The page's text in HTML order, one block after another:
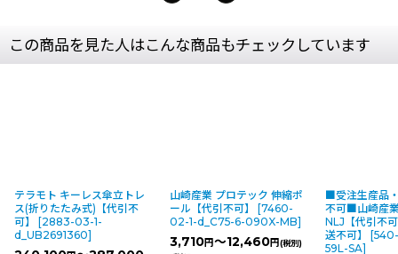
この商品を見た人はこんな商品もチェックしています
テラモト キーレス傘立トレ
ス(折りたたみ式)【代引不
可】
[2883-03-1-
d_UB2691360]
山崎産業 プロテック 伸縮ポ
ール【代引不可】
[7460-
02-1-d_C75-6-090X-MB]
3,710円～12,460円(税別)
■受注生産品
不可■山崎産
NLJ【代引不
送不可】
[
59L-SA]